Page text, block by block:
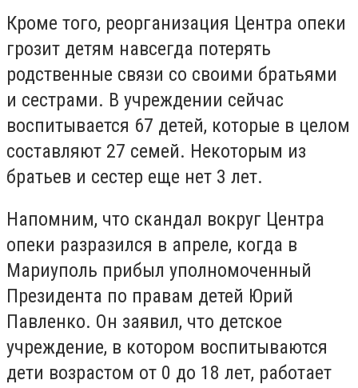
Кроме того, реорганизация Центра опеки
грозит детям навсегда потерять
родственные связи со своими братьями
и сестрами. В учреждении сейчас
воспитывается 67 детей, которые в целом
составляют 27 семей. Некоторым из
братьев и сестер еще нет 3 лет.
Напомним, что скандал вокруг Центра
опеки разразился в апреле, когда в
Мариуполь прибыл уполномоченный
Президента по правам детей Юрий
Павленко. Он заявил, что детское
учреждение, в котором воспитываются
дети возрастом от 0 до 18 лет, работает